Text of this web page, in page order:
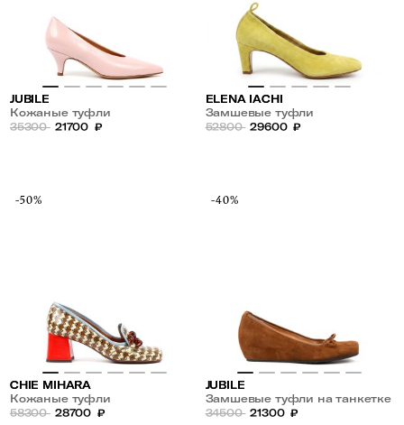
JUBILE
Кожаные туфли
35300 21700 ₽
ELENA IACHI
Замшевые туфли
52800 29600 ₽
-50%
CHIE MIHARA
Кожаные туфли
58300 28700 ₽
-40%
JUBILE
Замшевые туфли на танкетке
34500 21300 ₽